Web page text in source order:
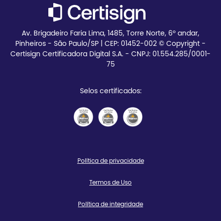
Av. Brigadeiro Faria Lima, 1485, Torre Norte, 6º andar,
Pinheiros - São Paulo/SP | CEP: 01452-002 © Copyright -
Certisign Certificadora Digital S.A. - CNPJ: 01.554.285/0001-
75
Selos certificados:
Política de privacidade
Termos de Uso
Política de integridade